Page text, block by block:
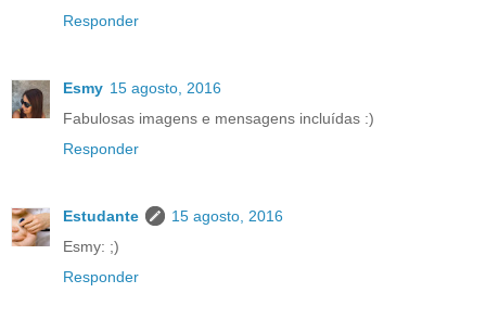
Responder
Esmy 15 agosto, 2016
Fabulosas imagens e mensagens incluídas :)
Responder
Estudante
15 agosto, 2016
Esmy: ;)
Responder